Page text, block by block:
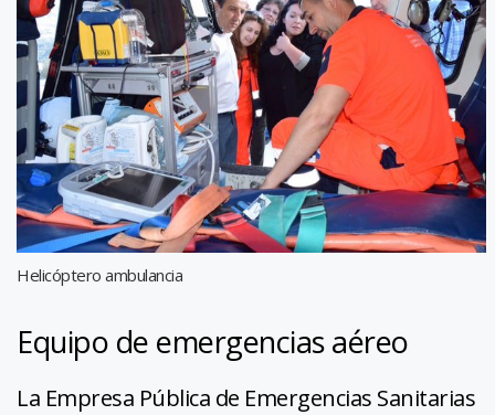
Helicóptero ambulancia
Equipo de emergencias aéreo
La Empresa Pública de Emergencias Sanitarias